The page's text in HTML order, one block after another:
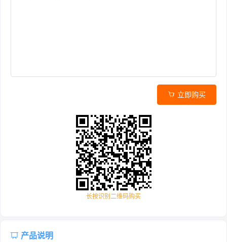
立即购买
长按识别二维码购买
产品说明